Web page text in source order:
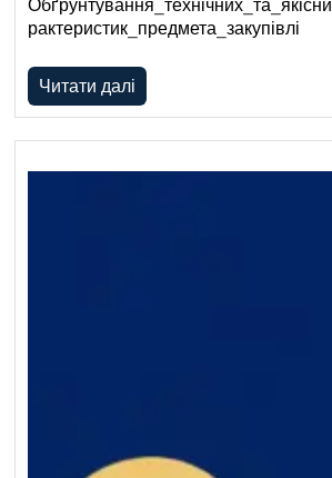
рактеристик_предмета_закупівлі
Читати далі